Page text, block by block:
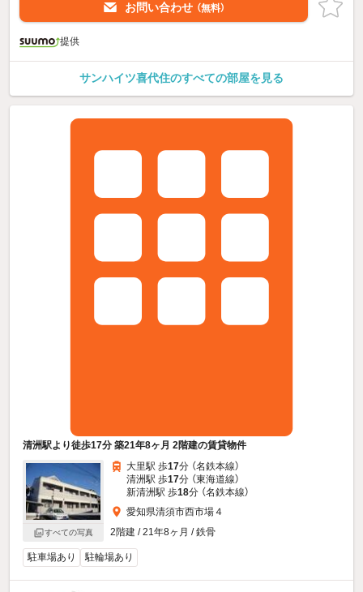
お問い合わせ （無料）
提供
サンハイツ喜代住のすべての部屋を見る
清洲駅より徒歩17分 築21年8ヶ月 2階建の賃貸物件
すべての写真
大里駅 歩17分 （名鉄本線）
清洲駅 歩17分 （東海道線）
新清洲駅 歩18分 （名鉄本線）
愛知県清須市西市場４
2階建 / 21年8ヶ月 / 鉄骨
駐車場あり 駐輪場あり